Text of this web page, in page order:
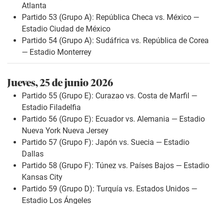
Atlanta
Partido 53 (Grupo A): República Checa vs. México —
Estadio Ciudad de México
Partido 54 (Grupo A): Sudáfrica vs. República de Corea
— Estadio Monterrey
Jueves, 25 de junio 2026
Partido 55 (Grupo E): Curazao vs. Costa de Marfil —
Estadio Filadelfia
Partido 56 (Grupo E): Ecuador vs. Alemania — Estadio
Nueva York Nueva Jersey
Partido 57 (Grupo F): Japón vs. Suecia — Estadio
Dallas
Partido 58 (Grupo F): Túnez vs. Países Bajos — Estadio
Kansas City
Partido 59 (Grupo D): Turquía vs. Estados Unidos —
Estadio Los Ángeles